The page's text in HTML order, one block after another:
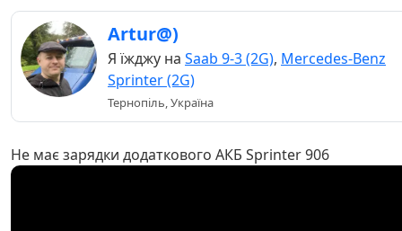
Artur@)
Я їжджу на Saab 9-3 (2G), Mercedes-Benz
Sprinter (2G)
Тернопіль, Україна
Не має зарядки додаткового АКБ Sprinter 906